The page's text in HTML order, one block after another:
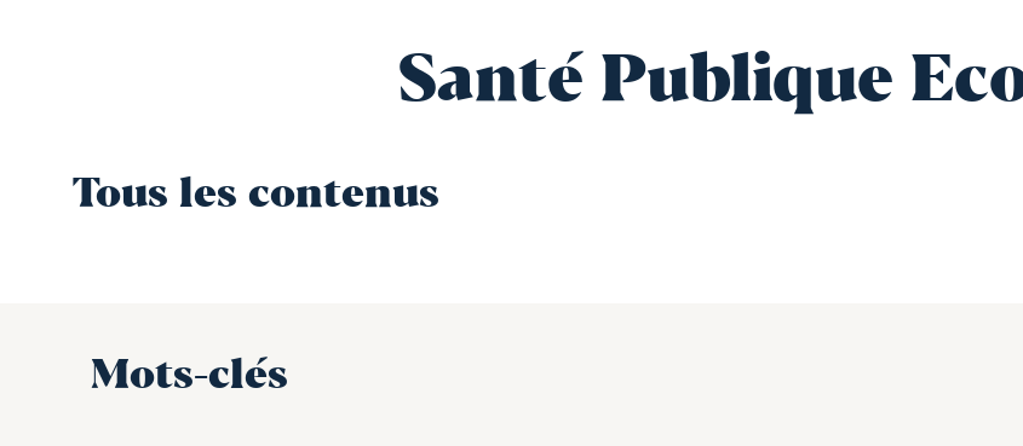
Santé Publique
Tous les contenus
Mots-clés